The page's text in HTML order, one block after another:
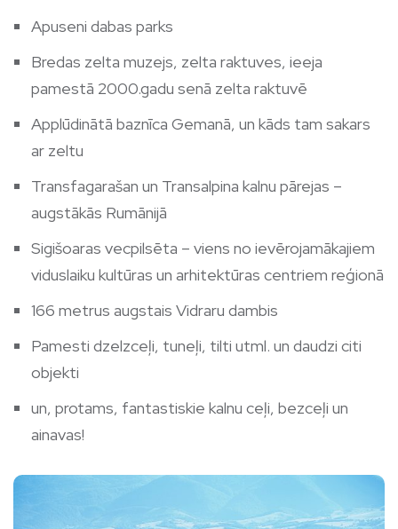
Apuseni dabas parks
Bredas zelta muzejs, zelta raktuves, ieeja
pamestā 2000.gadu senā zelta raktuvē
Applūdinātā baznīca Gemanā, un kāds tam sakars
ar zeltu
Transfagarašan un Transalpina kalnu pārejas –
augstākās Rumānijā
Sigišoaras vecpilsēta – viens no ievērojamākajiem
viduslaiku kultūras un arhitektūras centriem reģionā
166 metrus augstais Vidraru dambis
Pamesti dzelzceļi, tuneļi, tilti utml. un daudzi citi
objekti
un, protams, fantastiskie kalnu ceļi, bezceļi un
ainavas!